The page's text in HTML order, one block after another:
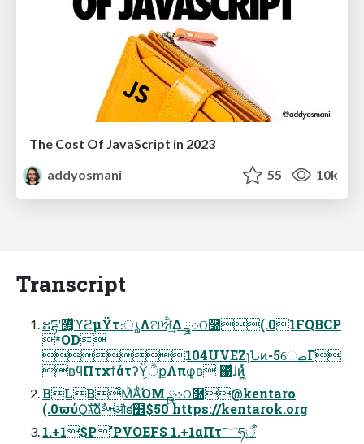
The Cost Of JavaScript in 2023
addyosmani
55 10k
Transcript
ະདྷʹ޲͚ͯϓϩμΫτ։ൃΛଅਐ͢Δ ܀ྛ݈ଠ࿠(.01FQBCP
*OD
104UVEZɿՆͷ-5େࡇΓ
ʙϥΠτχϯάτʔΫ͕ੈքΛπφ͙ʙ ΍͍͖ͬͯɺͷ͍͖ͬͯ
BLB͋ΜͪΆͪΌΜ ܀ྛ݈ଠ࿠@kentaro
(.0ϖύϘגࣜձࣾऔక໾$50 https://kentarok.org
1.+1$P'PVOEFS 1.+1αΠτ؅ཧऀ